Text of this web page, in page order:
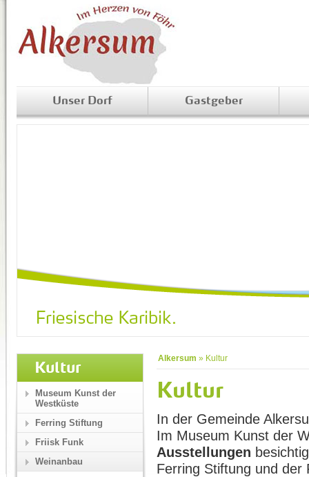
Unser Dorf Gastgeber
Alkersum » Kultur
Kultur
In der Gemeinde
Im Museum Kunst der
Ausstellungen
Ferring Stiftung und der
Kultur
Museum Kunst der
Westküste
Ferring Stiftung
Friisk Funk
Weinanbau